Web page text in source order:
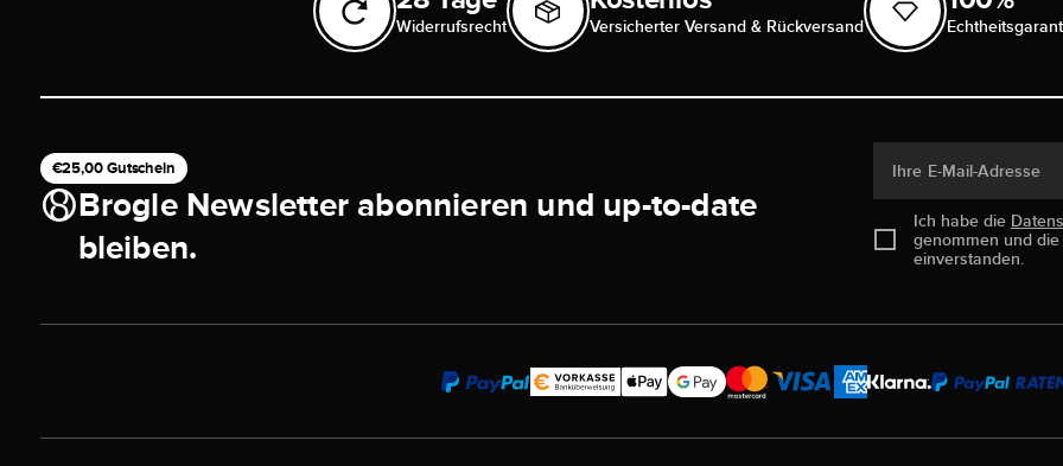
Widerrufsrecht Versicherter Versand & Rückversand
€25,00 Gutschein
Brogle Newsletter abonnieren und up-to-date
bleiben.
Ihre E-Mail-Adresse
Ich habe die
genommen und die
einverstanden.